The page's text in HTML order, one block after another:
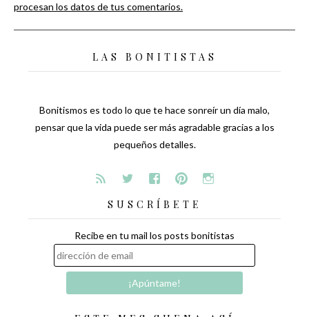
procesan los datos de tus comentarios.
LAS BONITISTAS
Bonitismos es todo lo que te hace sonreír un día malo,
pensar que la vida puede ser más agradable gracias a los
pequeños detalles.
SUSCRÍBETE
Recibe en tu mail los posts bonitistas